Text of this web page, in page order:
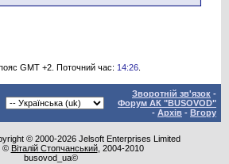
GMT +2. Поточний час: 14:26.
Зворотній зв'язок -
Форум АК "BUSOVOD"
- Архів - Вгору
© 2000-2026 Jelsoft Enterprises Limited
© Віталій Стопчанський, 2004-2010
busovod_ua©